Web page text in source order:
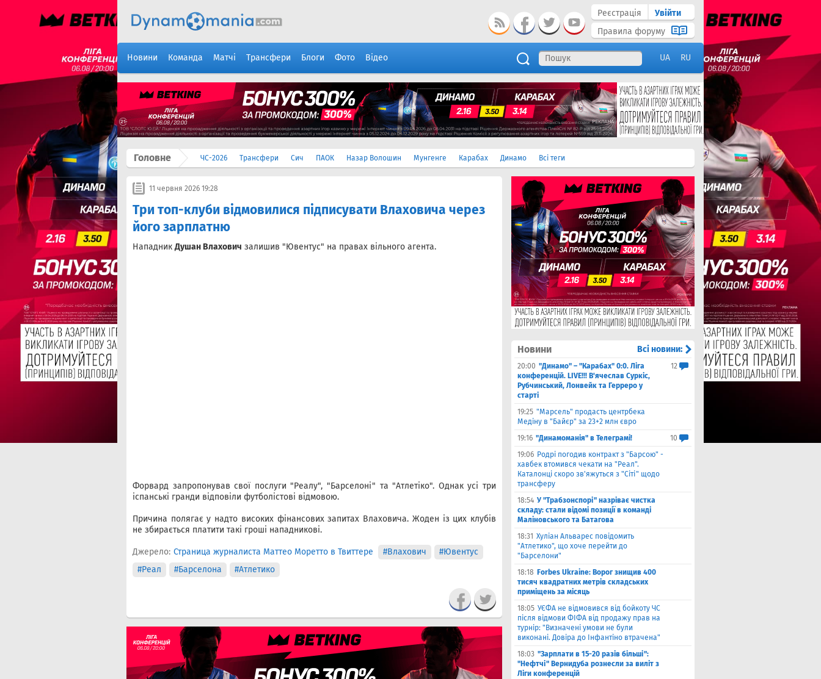
Реєстрація
Увійти
Правила форуму
Новини Команда Матчі Трансфери Блоги Фото Відео UA RU
Головне ЧС-2026 Трансфери Сич ПАОК Назар Волошин Мунгенге Карабах Динамо Всі теги
11 червня 2026 19:28
Три топ-клуби відмовилися підписувати Влаховича через
його зарплатню
НападникДушан Влахович залишив "Ювентус" на правах вільного агента.
Форвард запропонував свої послуги "Реалу", "Барселоні" та "Атлетіко". Однак усі три
іспанські гранди відповіли футболістові відмовою.
Причина полягає у надто високих фінансових запитах Влаховича. Жоден із цих клубів
не збирається платити такі гроші нападникові.
Джерело: Страница журналиста Маттео Моретто в Твиттере #Влахович
#Ювентус
#Реал
#Барселона #Атлетико
Новини Всі новини:
20:00 "Динамо" – "Карабах" 0:0. Ліга
конференцій. LIVE!!! В'ячеслав Суркіс,
Рубчинський, Лонвейк та Герреро у
старті
12
19:25 "Марсель" продасть центрбека
Медіну в "Байєр" за 23+2 млн євро
19:16 "Динамоманія" в Телеграмі!
10
19:06 Родрі погодив контракт з "Барсою" -
хавбек втомився чекати на "Реал".
Каталонці скоро зв'яжуться з "Сіті" щодо
трансферу
18:54 У "Трабзонспорі" назріває чистка
складу: стали відомі позиції в команді
Малiновського та Батагова
18:31 Хуліан Альварес повідомить
"Атлетико", що хоче перейти до
"Барселони"
18:18 Forbes Ukraine: Ворог знищив 400
тисяч квадратних метрів складських
приміщень за місяць
18:05 УЄФА не відмовився від бойкоту ЧС
після відмови ФІФА від продажу прав на
турнір: "Визначені умови не були
виконані. Довіра до Інфантіно втрачена"
18:03 "Зарплати в 15-20 разів більші":
"Нефтчі" Вернидуба рознесли за виліт з
Ліги конференцій